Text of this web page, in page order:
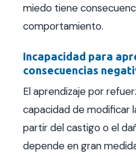
miedo tiene
comportamiento.
Incapacidad para
consecuencias
El aprendizaje por
capacidad de modificar
partir del castigo o el
depende en gran